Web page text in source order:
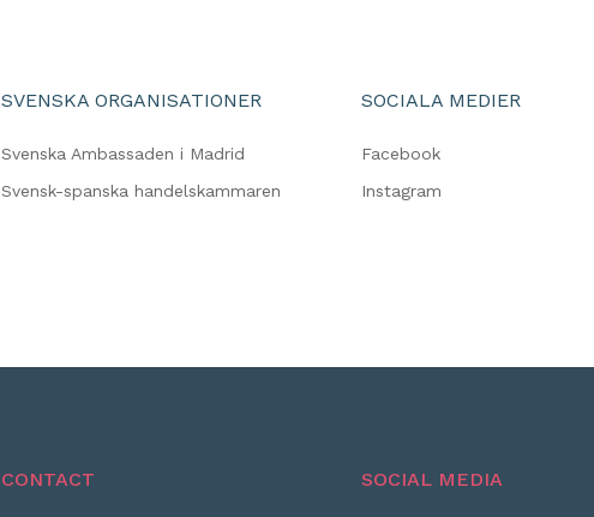
SVENSKA ORGANISATIONER
Svenska Ambassaden i Madrid
Svensk-spanska handelskammaren
SOCIALA MEDIER
Facebook
Instagram
CONTACT SOCIAL MEDIA